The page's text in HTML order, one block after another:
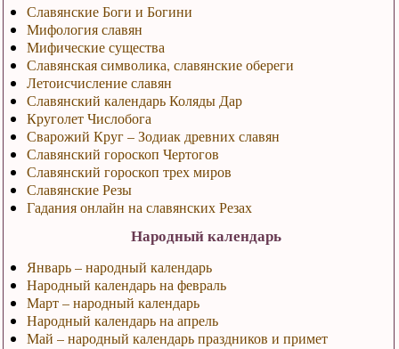
Славянские Боги и Богини
Мифология славян
Мифические существа
Славянская символика, славянские обереги
Летоисчисление славян
Славянский календарь Коляды Дар
Круголет Числобога
Сварожий Круг – Зодиак древних славян
Славянский гороскоп Чертогов
Славянский гороскоп трех миров
Славянские Резы
Гадания онлайн на славянских Резах
Народный календарь
Январь – народный календарь
Народный календарь на февраль
Март – народный календарь
Народный календарь на апрель
Май – народный календарь праздников и примет